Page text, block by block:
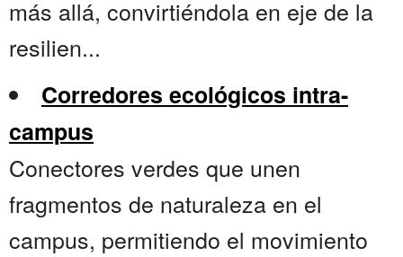
más allá, convirtiéndola en eje de la
resilien...
Corredores ecológicos intra-
campus
Conectores verdes que unen
fragmentos de naturaleza en el
campus, permitiendo el movimiento